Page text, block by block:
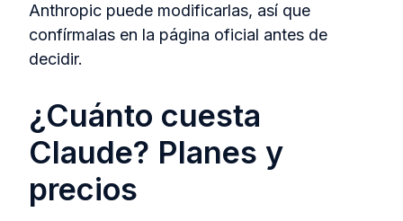
Anthropic puede modificarlas, así que
confírmalas en la página oficial antes de
decidir.
¿Cuánto cuesta
Claude? Planes y
precios